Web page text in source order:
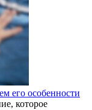
его особенности
которое